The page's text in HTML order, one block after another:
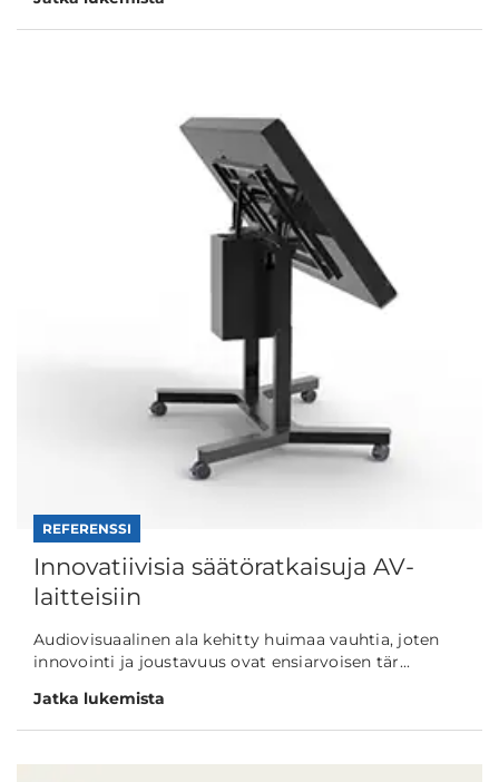
REFERENSSI
Innovatiivisia säätöratkaisuja AV-
laitteisiin
Audiovisuaalinen ala kehitty huimaa vauhtia, joten
innovointi ja joustavuus ovat ensiarvoisen tär...
Jatka lukemista